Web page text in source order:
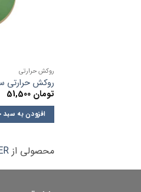
روکش حرارتی
روکش حرارتی سایز 12
تومان
افزودن به سبد
محصولی از